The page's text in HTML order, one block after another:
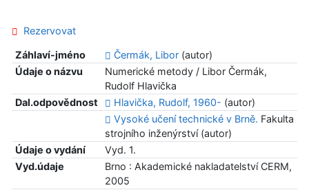
Rezervovat
Záhlaví-jméno Čermák, Libor(autor)
Údaje o názvu
Numerické metody / Libor Čermák,
Rudolf Hlavička
Dal.odpovědnost
Hlavička, Rudolf, 1960- (autor)
Vysoké učení technické v Brně. Fakulta
strojního inženýrství (autor)
Údaje o vydání
Vyd. 1.
Vyd.údaje
Brno : Akademické nakladatelství CERM,
2005